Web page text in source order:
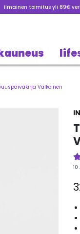
Ilmainen toimitus yli 89€
Valkoinen
10